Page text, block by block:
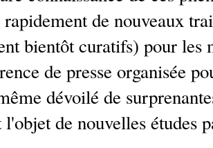
rapidement de nouveaux
bientôt curatifs) pour les
de presse organisée
dévoilé de
de nouvelles études